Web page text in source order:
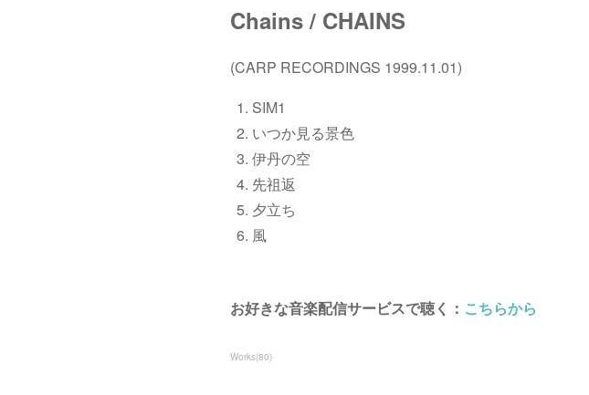
Chains / CHAINS
(CARP RECORDINGS 1999.11.01)
SIM1
いつか見る景色
伊丹の空
先祖返
夕立ち
風
お好きな音楽配信サービスで聴く： こちらから
Works(80)